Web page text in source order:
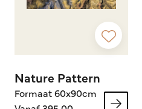
Nature Pattern
Formaat 60x90cm